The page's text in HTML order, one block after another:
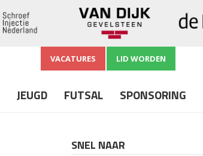
VACATURES LID WORDEN
JEUGD FUTSAL SPONSORING
SNEL NAAR